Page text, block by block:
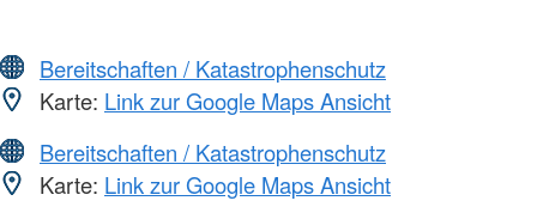
Bereitschaften / Katastrophenschutz
Karte: Link zur Google Maps Ansicht
Bereitschaften / Katastrophenschutz
Karte: Link zur Google Maps Ansicht